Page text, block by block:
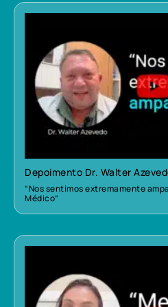
Depoimento Dr. Walter
“Nos sentimos extremamente
Médico”